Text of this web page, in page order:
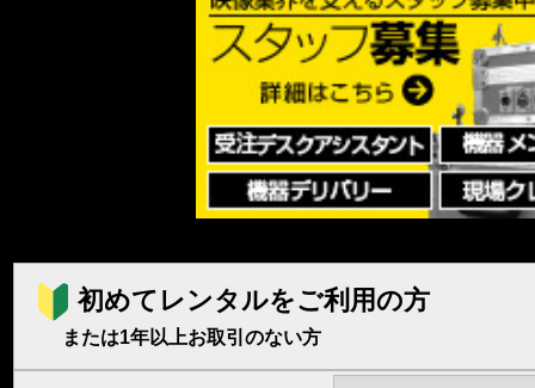
初めてレンタルをご利用の方
または1年以上お取引のない方